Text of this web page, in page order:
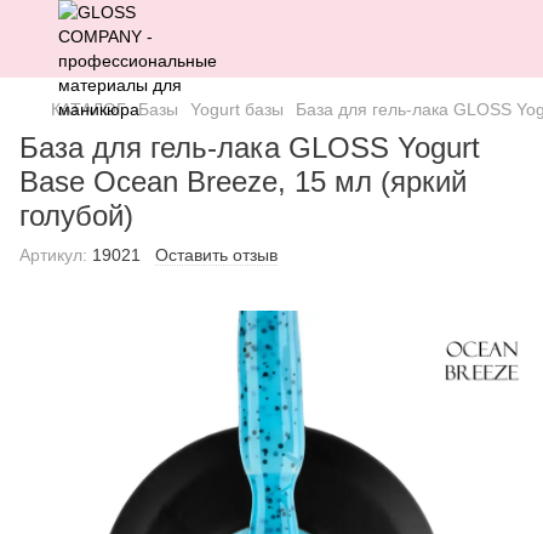
КАТАЛОГ Базы Yogurt базы База для гель-лака GLOSS
База для гель-лака GLOSS Yogurt
Base Ocean Breeze, 15 мл (яркий
голубой)
Артикул: 19021 Оставить отзыв